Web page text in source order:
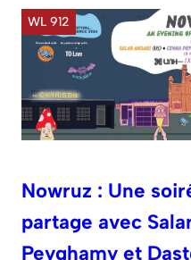
WL 912
Nowruz : Une
partage avec
Peyghamy et